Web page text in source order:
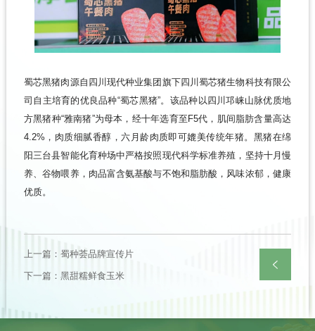
蜀芯黑猪肉源自四川现代种业集团旗下四川蜀芯猪生物科技有限公
司自主培育的优良品种“蜀芯黑猪”。该品种以四川邛崃山脉优质地
方黑猪种“雅南猪”为母本，经十年选育至F5代，肌间脂肪含量高达
4.2%，肉质细腻香醇，六月龄肉质即可媲美传统年猪。黑猪在绵
阳三台县智能化育种场中严格按照现代科学标准养殖，坚持十月慢
养、谷物喂养，肉品富含氨基酸与不饱和脂肪酸，风味浓郁，健康
优质。
上一篇：蜀种荟品牌宣传片
下一篇：黑甜糯鲜食玉米
列表